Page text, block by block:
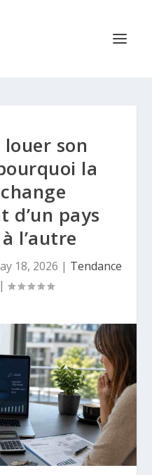
son
la
d’un pays
l’autre
18, 2026 | Tendance
|